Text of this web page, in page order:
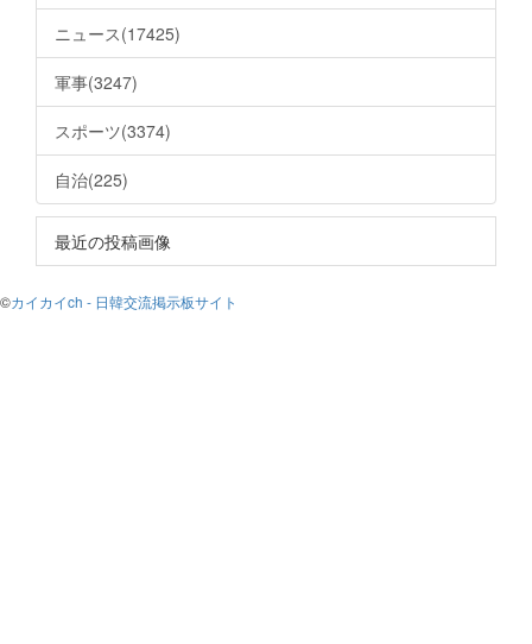
ニュース(17425)
軍事(3247)
スポーツ(3374)
自治(225)
最近の投稿画像
©カイカイch - 日韓交流掲示板サイト